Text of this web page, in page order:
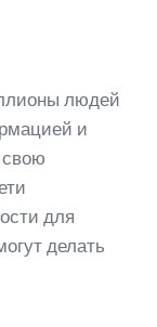
людей
и
свою
для
делать